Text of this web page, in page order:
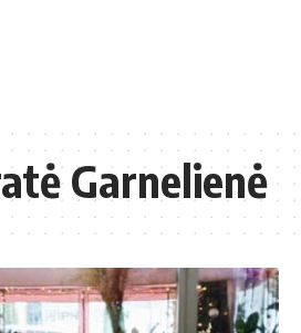
Garnelienė